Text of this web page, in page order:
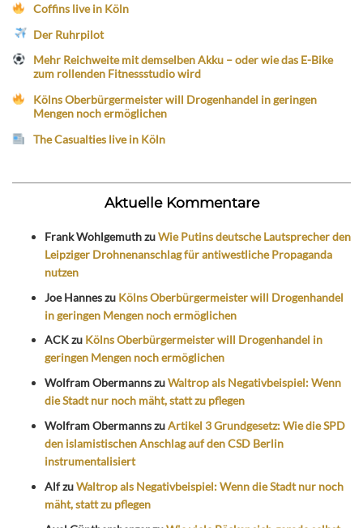
Coffins live in Köln
Der Ruhrpilot
Mehr Reichweite mit demselben Akku – oder wie das E-Bike
zum rollenden Fitnessstudio wird
Kölns Oberbürgermeister will Drogenhandel in geringen
Mengen noch ermöglichen
The Casualties live in Köln
Aktuelle Kommentare
Frank WohlgemuthzuWie Putins deutsche Lautsprecher den
Leipziger Drohnenanschlag für antiwestliche Propaganda
nutzen
Joe Hanneszu Kölns Oberbürgermeister will Drogenhandel
in geringen Mengen noch ermöglichen
ACKzu Kölns Oberbürgermeister will Drogenhandel in
geringen Mengen noch ermöglichen
Wolfram ObermannszuWaltrop als Negativbeispiel: Wenn
die Stadt nur noch mäht, statt zu pflegen
Wolfram ObermannszuArtikel 3 Grundgesetz: Wie die SPD
den islamistischen Anschlag auf den CSD Berlin
instrumentalisiert
AlfzuWaltrop als Negativbeispiel: Wenn die Stadt nur noch
mäht, statt zu pflegen